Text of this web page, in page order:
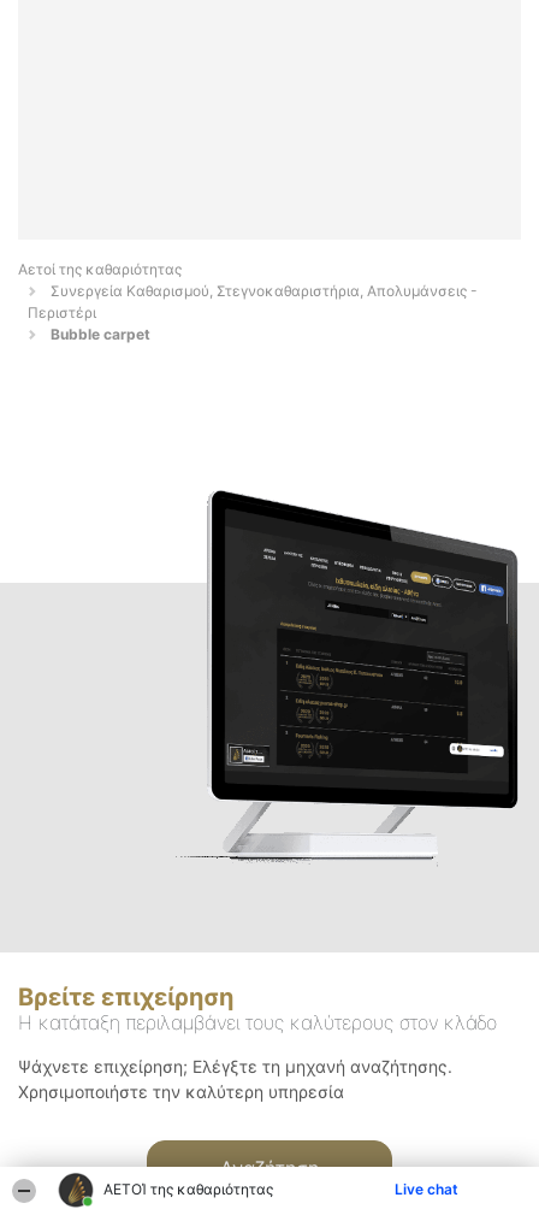
ΑΕΤΟΊ της καθαριότητας Live chat
Αετοί της καθαριότητας
Συνεργεία Καθαρισμού, Στεγνοκαθαριστήρια, Απολυμάνσεις -
Περιστέρι
Bubble carpet
Βρείτε επιχείρηση
Η κατάταξη περιλαμβάνει τους καλύτερους στον κλάδο
Ψάχνετε επιχείρηση; Ελέγξτε τη μηχανή αναζήτησης.
Χρησιμοποιήστε την καλύτερη υπηρεσία
Αναζήτηση